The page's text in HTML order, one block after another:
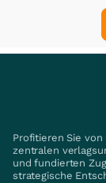
Profitieren Sie
zentralen
und fundierten
strategische